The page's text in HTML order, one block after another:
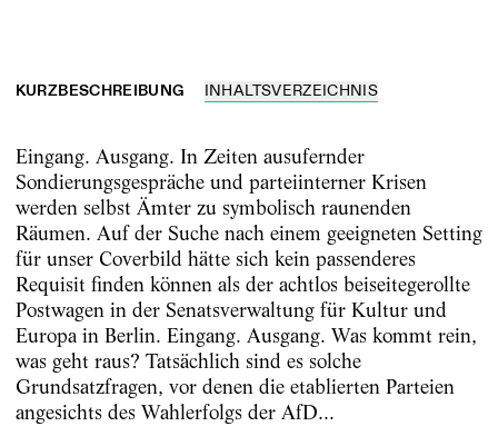
KURZBESCHREIBUNG INHALTSVERZEICHNIS
Eingang. Ausgang. In Zeiten ausufernder
Sondierungsgespräche und parteiinterner Krisen
werden selbst Ämter zu symbolisch raunenden
Räumen. Auf der Suche nach einem geeigneten Setting
für unser Coverbild hätte sich kein passenderes
Requisit finden können als der achtlos beiseitegerollte
Postwagen in der Senatsverwaltung für Kultur und
Europa in Berlin. Eingang. Ausgang. Was kommt rein,
was geht raus? Tatsächlich sind es solche
Grundsatzfragen, vor denen die etablierten Parteien
angesichts des Wahlerfolgs der AfD...